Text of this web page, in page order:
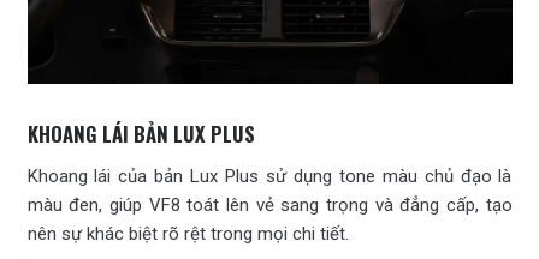
KHOANG LÁI BẢN LUX PLUS
Khoang lái của bản Lux Plus sử dụng tone màu chủ đạo là
màu đen, giúp VF8 toát lên vẻ sang trọng và đẳng cấp, tạo
nên sự khác biệt rõ rệt trong mọi chi tiết.